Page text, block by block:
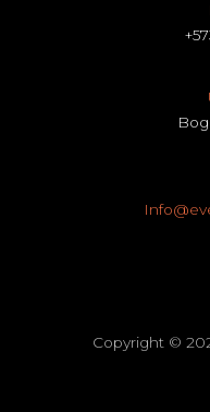
Copyright ©